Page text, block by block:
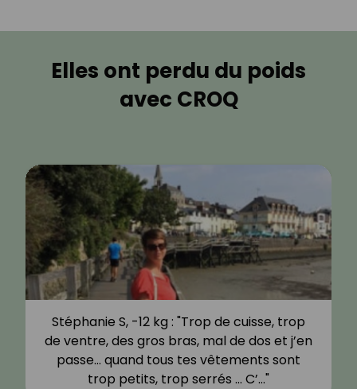
Elles ont perdu du poids
avec CROQ
Stéphanie S, -12 kg : "Trop de cuisse, trop
de ventre, des gros bras, mal de dos et j’en
passe… quand tous tes vêtements sont
trop petits, trop serrés … C’…"